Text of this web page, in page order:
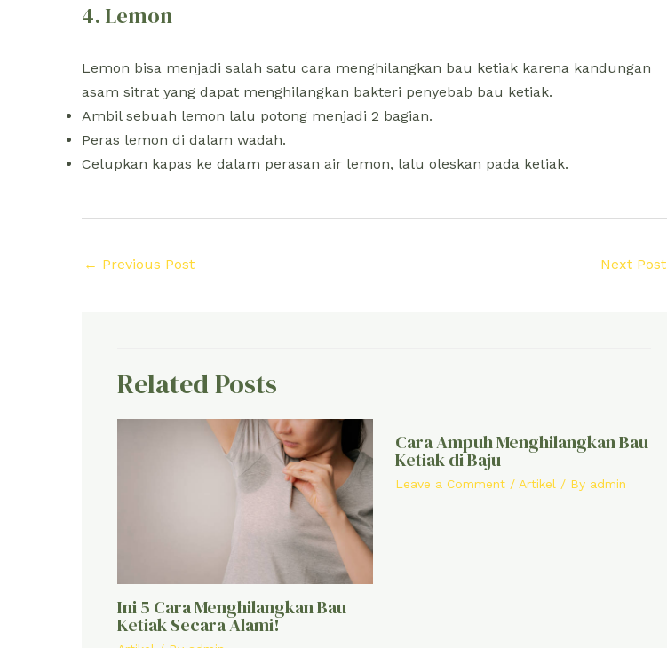
4. Lemon
Lemon bisa menjadi salah satu cara menghilangkan bau ketiak karena kandungan
asam sitrat yang dapat menghilangkan bakteri penyebab bau ketiak.
Ambil sebuah lemon lalu potong menjadi 2 bagian.
Peras lemon di dalam wadah.
Celupkan kapas ke dalam perasan air lemon, lalu oleskan pada ketiak.
← Previous Post Next Post
Related Posts
Ini 5 Cara Menghilangkan Bau
Ketiak Secara Alami!
Cara Ampuh Menghilangkan Bau
Ketiak di Baju
Leave a Comment /Artikel / By admin